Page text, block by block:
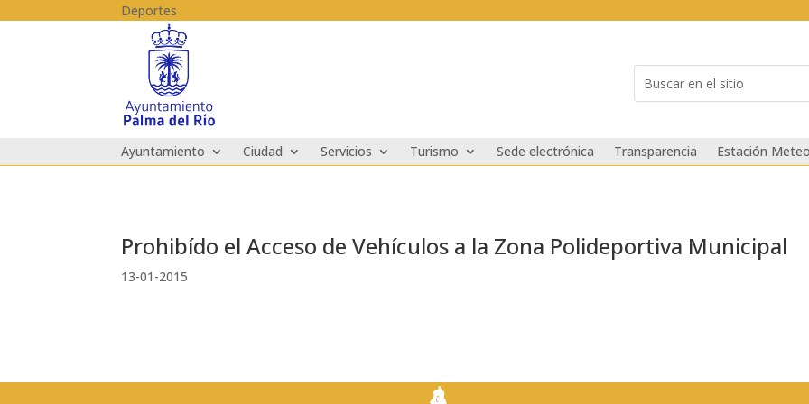
Deportes
for...
Ayuntamiento Ciudad Servicios Turismo Sede electrónica Transparencia Estación
Prohibído el Acceso de Vehículos a la Zona Polideportiva Municipal
13-01-2015